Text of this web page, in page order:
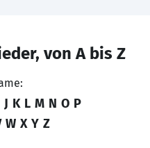
von A bis Z
J K L M N O P
W X Y Z